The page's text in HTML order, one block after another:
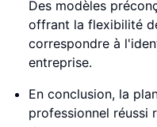
Des modèles
offrant la flexibilité
correspondre à
entreprise.
En conclusion, la
professionnel réussi